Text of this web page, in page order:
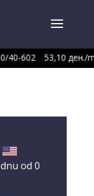
40-602 53,10 ден./
od 0